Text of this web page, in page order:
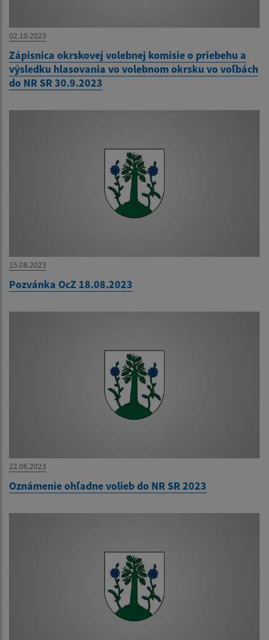
02.10.2023
Zápisnica okrskovej volebnej komisie o priebehu a
výsledku hlasovania vo volebnom okrsku vo voľbách
do NR SR 30.9.2023
15.08.2023
Pozvánka OcZ 18.08.2023
22.06.2023
Oznámenie ohľadne volieb do NR SR 2023